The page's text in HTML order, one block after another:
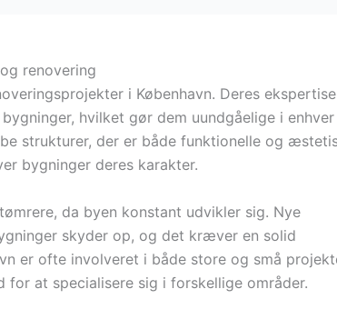
renovering
i København. Deres ekspertise
hvilket gør dem uundgåelige i enhver
strukturer, der er både funktionelle og
bygninger deres karakter.
da byen konstant udvikler sig. Nye
skyder op, og det kræver en solid
er ofte involveret i både store og små
at specialisere sig i forskellige områder.